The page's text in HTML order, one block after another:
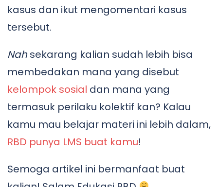
kasus dan ikut mengomentari kasus
tersebut.
Nahsekarang kalian sudah lebih bisa
membedakan mana yang disebut
kelompok sosial dan mana yang
termasuk perilaku kolektif kan? Kalau
kamu mau belajar materi ini lebih dalam,
RBD punya LMS buat kamu!
Semoga artikel ini bermanfaat buat